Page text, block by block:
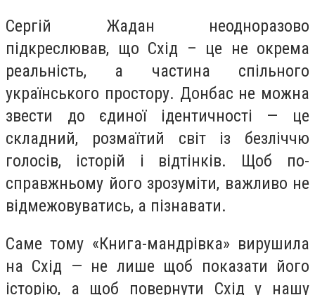
Сергій Жадан неодноразово
підкреслював, що Схід – це не окрема
реальність, а частина спільного
українського простору. Донбас не можна
звести до єдиної ідентичності — це
складний, розмаїтий світ із безліччю
голосів, історій і відтінків. Щоб по-
справжньому його зрозуміти, важливо не
відмежовуватись, а пізнавати.
Саме тому «Книга-мандрівка» вирушила
на Схід — не лише щоб показати його
історію, а щоб повернути Схід у нашу